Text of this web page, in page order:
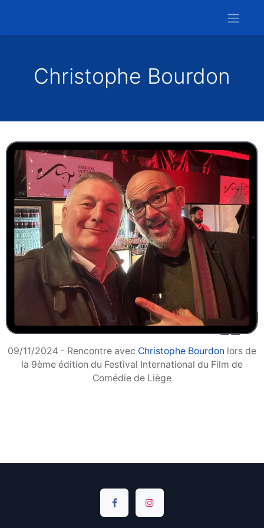
Christophe Bourdon
09/11/2024 - Rencontre avec Christophe Bourdon lors de
la 9ème édition du Festival International du Film de
Comédie de Liège